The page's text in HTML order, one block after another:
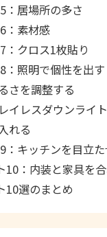
：居場所の多さ
：素材感
：クロス1枚貼り
：照明で個性を出す
さを調整する
イレスダウンライ
れる
キッチンを目立
：内装と家具を
10選のまとめ